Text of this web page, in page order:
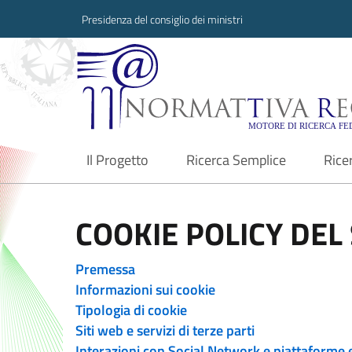
Presidenza del consiglio dei ministri
Normattiva
Il Progetto
current Ricerca Semplice
COOKIE POLICY
Premessa
Informazioni sui cookie
Tipologia di cookie
Siti web e servizi di terze parti